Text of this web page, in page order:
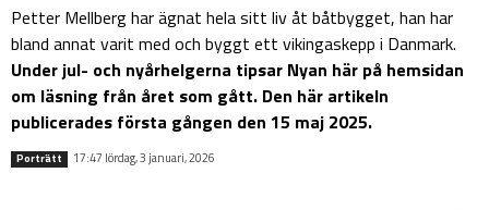
Petter Mellberg har ägnat hela sitt liv åt båtbygget, han har
bland annat varit med och byggt ett vikingaskepp i Danmark.
Under jul- och nyårhelgerna tipsar Nyan här på hemsidan
om läsning från året som gått. Den här artikeln
publicerades första gången den 15 maj 2025.
Porträtt 17:47 lördag, 3 januari, 2026